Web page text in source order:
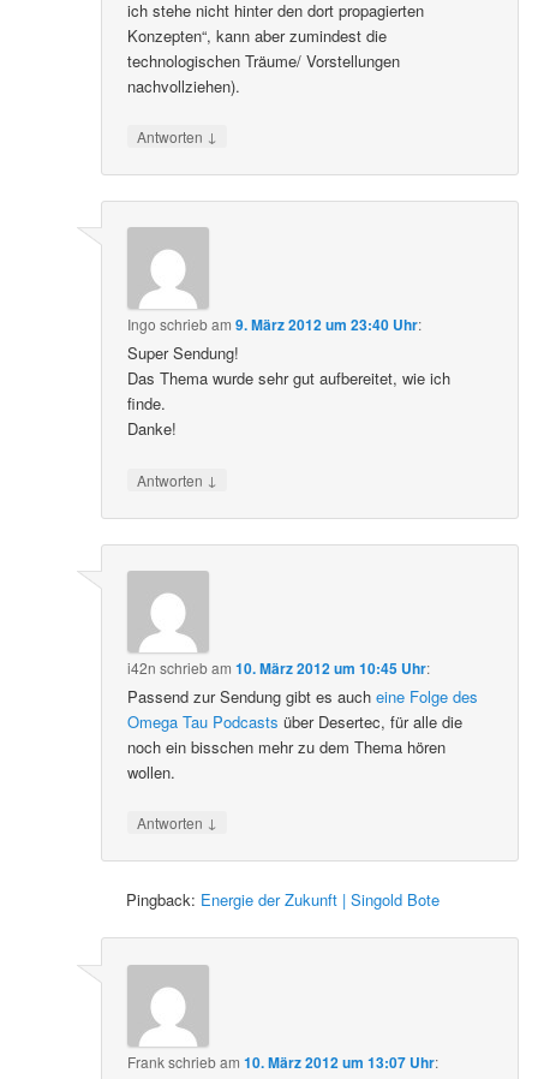
ich stehe nicht hinter den dort propagierten
Konzepten“, kann aber zumindest die
technologischen Träume/ Vorstellungen
nachvollziehen).
Antworten ↓
Ingo schriebam9. März 2012 um 23:40 Uhr:
Super Sendung!
Das Thema wurde sehr gut aufbereitet, wie ich
finde.
Danke!
Antworten ↓
i42n schriebam10. März 2012 um 10:45 Uhr:
Passend zur Sendung gibt es aucheine Folge des
Omega Tau Podcasts über Desertec, für alle die
noch ein bisschen mehr zu dem Thema hören
wollen.
Antworten ↓
Pingback: Energie der Zukunft | Singold Bote
Frankschriebam10. März 2012 um 13:07 Uhr: